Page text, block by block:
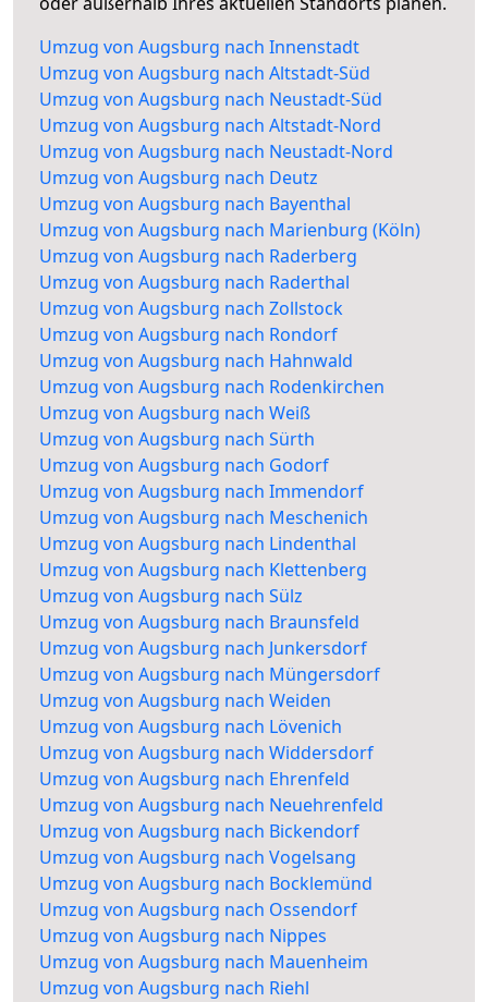
Umzug von Augsburg nach Innenstadt
Umzug von Augsburg nach Altstadt-Süd
Umzug von Augsburg nach Neustadt-Süd
Umzug von Augsburg nach Altstadt-Nord
Umzug von Augsburg nach Neustadt-Nord
Umzug von Augsburg nach Deutz
Umzug von Augsburg nach Bayenthal
Umzug von Augsburg nach Marienburg (Köln)
Umzug von Augsburg nach Raderberg
Umzug von Augsburg nach Raderthal
Umzug von Augsburg nach Zollstock
Umzug von Augsburg nach Rondorf
Umzug von Augsburg nach Hahnwald
Umzug von Augsburg nach Rodenkirchen
Umzug von Augsburg nach Weiß
Umzug von Augsburg nach Sürth
Umzug von Augsburg nach Godorf
Umzug von Augsburg nach Immendorf
Umzug von Augsburg nach Meschenich
Umzug von Augsburg nach Lindenthal
Umzug von Augsburg nach Klettenberg
Umzug von Augsburg nach Sülz
Umzug von Augsburg nach Braunsfeld
Umzug von Augsburg nach Junkersdorf
Umzug von Augsburg nach Müngersdorf
Umzug von Augsburg nach Weiden
Umzug von Augsburg nach Lövenich
Umzug von Augsburg nach Widdersdorf
Umzug von Augsburg nach Ehrenfeld
Umzug von Augsburg nach Neuehrenfeld
Umzug von Augsburg nach Bickendorf
Umzug von Augsburg nach Vogelsang
Umzug von Augsburg nach Bocklemünd
Umzug von Augsburg nach Ossendorf
Umzug von Augsburg nach Nippes
Umzug von Augsburg nach Mauenheim
Umzug von Augsburg nach Riehl